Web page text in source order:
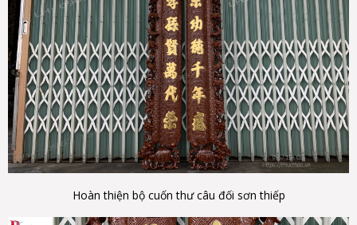
Hoàn thiện bộ cuốn thư câu đối sơn thiếp